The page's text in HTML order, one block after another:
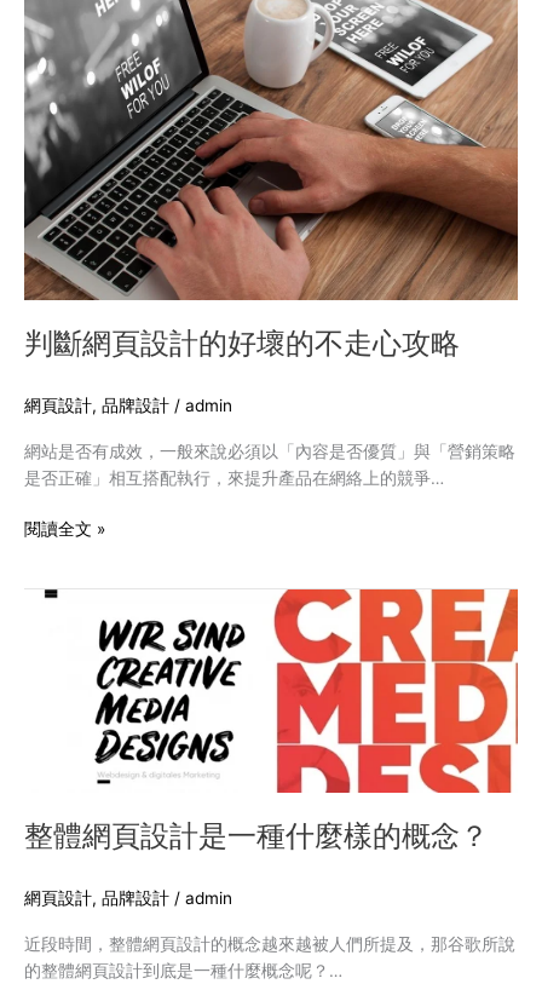
判斷網頁設計的好壞的不走心攻略
網頁設計, 品牌設計 / admin
網站是否有成效，一般來說必須以「內容是否優質」與「營銷策略
是否正確」相互搭配執行，來提升產品在網絡上的競爭…
斷
網
頁
設
計
的
好
壞
的
不
走
心
攻
略
閱讀全文 »
整體網頁設計是一種什麼樣的概念？
網頁設計, 品牌設計 / admin
近段時間，整體網頁設計的概念越來越被人們所提及，那谷歌所說
的整體網頁設計到底是一種什麼概念呢？…
什
樣
概
念？